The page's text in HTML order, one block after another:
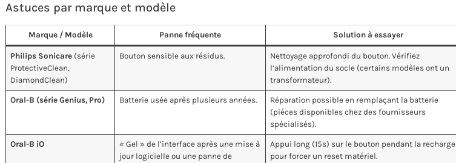
Astuces par marque et modèle
Marque / Modèle Panne fréquente Solution à essayer
Philips Sonicare(série
ProtectiveClean,
DiamondClean)
Bouton sensible aux résidus.
Nettoyage approfondi du bouton. Vérifiez
l’alimentation du socle (certains modèles ont un
transformateur).
Oral-B (série Genius, Pro) Batterie usée après plusieurs années.
Réparation possible en remplaçant la batterie
(pièces disponibles chez des fournisseurs
spécialisés).
Oral-B iO
« Gel » de l’interface après une mise à
jour logicielle ou une panne de
Appui long (15s) sur le bouton pendant la recharge
pour forcer un reset matériel.